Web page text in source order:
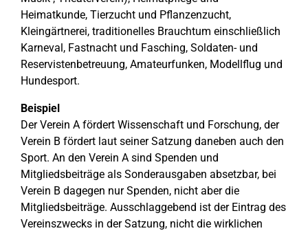
Heimatkunde, Tierzucht und Pflanzenzucht,
Kleingärtnerei, traditionelles Brauchtum einschließlich
Karneval, Fastnacht und Fasching, Soldaten- und
Reservistenbetreuung, Amateurfunken, Modellflug und
Hundesport.
Beispiel
Der Verein A fördert Wissenschaft und Forschung, der
Verein B fördert laut seiner Satzung daneben auch den
Sport. An den Verein A sind Spenden und
Mitgliedsbeiträge als Sonderausgaben absetzbar, bei
Verein B dagegen nur Spenden, nicht aber die
Mitgliedsbeiträge. Ausschlaggebend ist der Eintrag des
Vereinszwecks in der Satzung, nicht die wirklichen